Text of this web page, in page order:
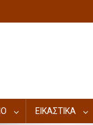
ΕΙΚΑΣΤΙΚΑ